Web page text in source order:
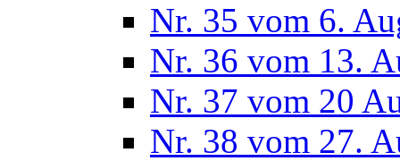
Nr. 35 vom 6.
Nr. 36 vom 13.
Nr. 37 vom 20
Nr. 38 vom 27.